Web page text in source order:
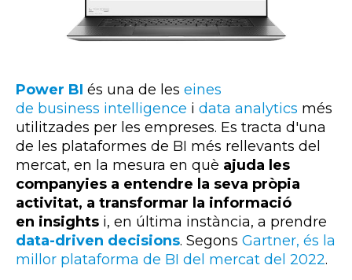
Power BI és una de les eines
de business intelligence i data analytics més
utilitzades per les empreses. Es tracta d'una
de les plataformes de BI més rellevants del
mercat, en la mesura en què ajuda les
companyies a entendre la seva pròpia
activitat, a transformar la informació
en insights i, en última instància, a prendre
data-driven decisions. Segons Gartner, és la
millor plataforma de BI del mercat del 2022.